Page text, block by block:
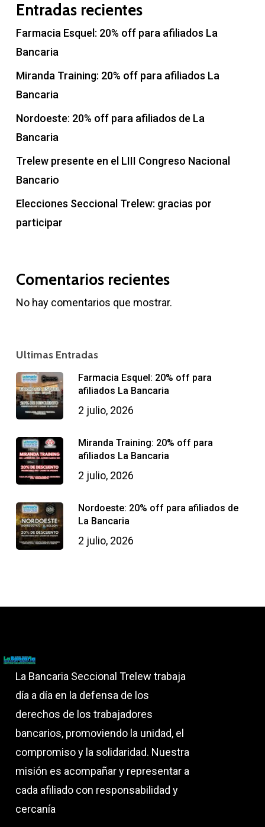
Entradas recientes
Farmacia Esquel: 20% off para afiliados La
Bancaria
Miranda Training: 20% off para afiliados La
Bancaria
Nordoeste: 20% off para afiliados de La
Bancaria
Trelew presente en el LIII Congreso Nacional
Bancario
Elecciones Seccional Trelew: gracias por
participar
Comentarios recientes
No hay comentarios que mostrar.
Ultimas Entradas
Farmacia Esquel: 20% off para
afiliados La Bancaria
2 julio, 2026
Miranda Training: 20% off para
afiliados La Bancaria
2 julio, 2026
Nordoeste: 20% off para afiliados de
La Bancaria
2 julio, 2026
La Bancaria Seccional Trelew trabaja
día a día en la defensa de los
derechos de los trabajadores
bancarios, promoviendo la unidad, el
compromiso y la solidaridad. Nuestra
misión es acompañar y representar a
cada afiliado con responsabilidad y
cercanía